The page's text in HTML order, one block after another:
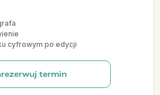
cyfrowym po edycji
termin